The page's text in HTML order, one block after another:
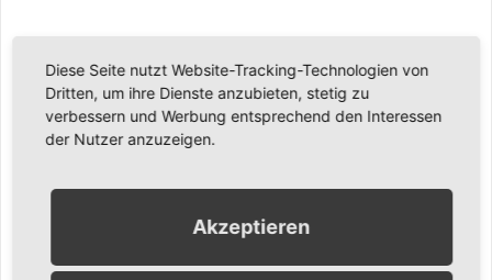
Diese Seite nutzt Website-Tracking-Technologien von
Dritten, um ihre Dienste anzubieten, stetig zu
verbessern und Werbung entsprechend den Interessen
der Nutzer anzuzeigen.
Akzeptieren